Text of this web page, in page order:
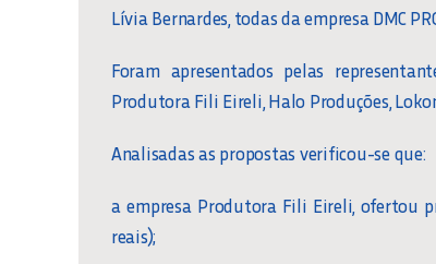
Lívia Bernardes, todas da empresa DMC
Foram apresentados pelas
Produtora Fili Eireli, Halo Produções,
Analisadas as propostas verificou-se que:
a empresa Produtora Fili Eireli, ofertou
reais);